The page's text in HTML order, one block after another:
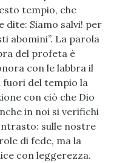
tempio, che
dite: Siamo salvi! per
abomini”. La parola
del profeta è
con le labbra il
fuori del tempio la
con ciò che Dio
in noi si verifichi
sulle nostre
di fede, ma la
con leggerezza.